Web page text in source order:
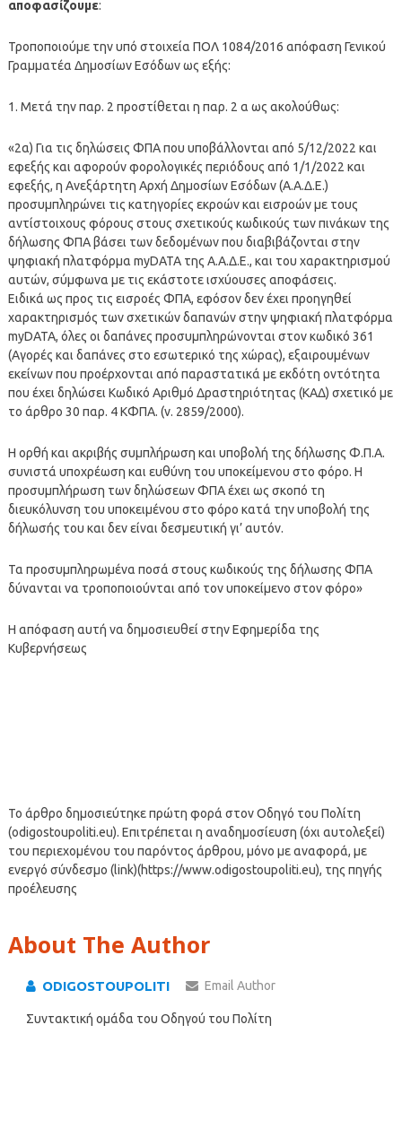
αποφασίζουμε:
Τροποποιούμε την υπό στοιχεία ΠΟΛ 1084/2016 απόφαση Γενικού
Γραμματέα Δημοσίων Εσόδων ως εξής:
1. Μετά την παρ. 2 προστίθεται η παρ. 2 α ως ακολούθως:
«2α) Για τις δηλώσεις ΦΠΑ που υποβάλλονται από 5/12/2022 και
εφεξής και αφορούν φορολογικές περιόδους από 1/1/2022 και
εφεξής, η Ανεξάρτητη Αρχή Δημοσίων Εσόδων (Α.Α.Δ.Ε.)
προσυμπληρώνει τις κατηγορίες εκροών και εισροών με τους
αντίστοιχους φόρους στους σχετικούς κωδικούς των πινάκων της
δήλωσης ΦΠΑ βάσει των δεδομένων που διαβιβάζονται στην
ψηφιακή πλατφόρμα myDATA της Α.Α.Δ.Ε., και του χαρακτηρισμού
αυτών, σύμφωνα με τις εκάστοτε ισχύουσες αποφάσεις.
Ειδικά ως προς τις εισροές ΦΠΑ, εφόσον δεν έχει προηγηθεί
χαρακτηρισμός των σχετικών δαπανών στην ψηφιακή πλατφόρμα
myDATA, όλες οι δαπάνες προσυμπληρώνονται στον κωδικό 361
(Αγορές και δαπάνες στο εσωτερικό της χώρας), εξαιρουμένων
εκείνων που προέρχονται από παραστατικά με εκδότη οντότητα
που έχει δηλώσει Κωδικό Αριθμό Δραστηριότητας (ΚΑΔ) σχετικό με
το άρθρο 30 παρ. 4 ΚΦΠΑ. (ν. 2859/2000).
Η ορθή και ακριβής συμπλήρωση και υποβολή της δήλωσης Φ.Π.Α.
συνιστά υποχρέωση και ευθύνη του υποκείμενου στο φόρο. Η
προσυμπλήρωση των δηλώσεων ΦΠΑ έχει ως σκοπό τη
διευκόλυνση του υποκειμένου στο φόρο κατά την υποβολή της
δήλωσής του και δεν είναι δεσμευτική γι’ αυτόν.
Τα προσυμπληρωμένα ποσά στους κωδικούς της δήλωσης ΦΠΑ
δύνανται να τροποποιούνται από τον υποκείμενο στον φόρο»
Η απόφαση αυτή να δημοσιευθεί στην Εφημερίδα της
Κυβερνήσεως
Το άρθρο δημοσιεύτηκε πρώτη φορά στον Οδηγό του Πολίτη
(odigostoupoliti.eu). Επιτρέπεται η αναδημοσίευση (όχι αυτολεξεί)
του περιεχομένου του παρόντος άρθρου, μόνο με αναφορά, με
ενεργό σύνδεσμο (link)(https://www.odigostoupoliti.eu), της πηγής
προέλευσης
About The Author
ODIGOSTOUPOLITI Email Author
Συντακτική ομάδα του Οδηγού του Πολίτη